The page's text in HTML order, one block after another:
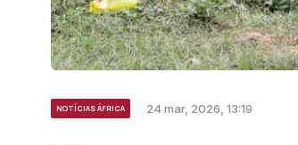
NOTÍCIAS ÁFRICA 24 mar, 2026, 13:19